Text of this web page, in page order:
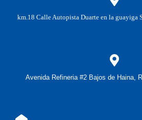
km.18 Calle Autopista Duarte en la guayiga
Avenida Refineria #2 Bajos de Haina,